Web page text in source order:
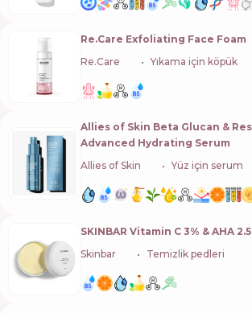
Re.Care Exfoliating Face Foam
Re.Care
Yıkama için köpük
Allies of Skin Beta Glucan &
Advanced Hydrating Serum
Allies of Skin
Yüz için serum
SKINBAR Vitamin C 3% & AHA
Skinbar
Temizlik pedleri